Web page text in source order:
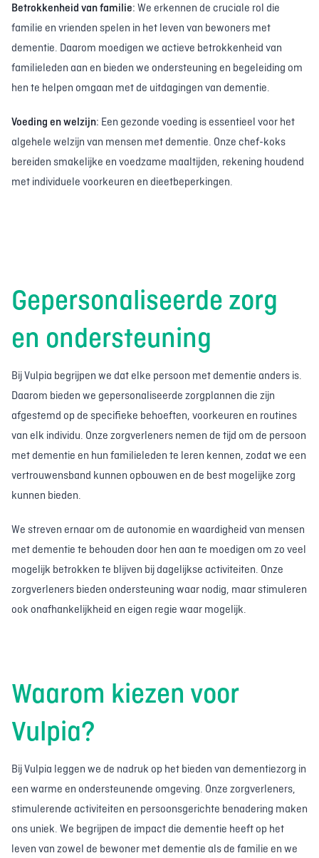
Betrokkenheid van familie: We erkennen de cruciale rol die
familie en vrienden spelen in het leven van bewoners met
dementie. Daarom moedigen we actieve betrokkenheid van
familieleden aan en bieden we ondersteuning en begeleiding om
hen te helpen omgaan met de uitdagingen van dementie.
Voeding en welzijn: Een gezonde voeding is essentieel voor het
algehele welzijn van mensen met dementie. Onze chef-koks
bereiden smakelijke en voedzame maaltijden, rekening houdend
met individuele voorkeuren en dieetbeperkingen.
Gepersonaliseerde zorg
en ondersteuning
Bij Vulpia begrijpen we dat elke persoon met dementie anders is.
Daarom bieden we gepersonaliseerde zorgplannen die zijn
afgestemd op de specifieke behoeften, voorkeuren en routines
van elk individu. Onze zorgverleners nemen de tijd om de persoon
met dementie en hun familieleden te leren kennen, zodat we een
vertrouwensband kunnen opbouwen en de best mogelijke zorg
kunnen bieden.
We streven ernaar om de autonomie en waardigheid van mensen
met dementie te behouden door hen aan te moedigen om zo veel
mogelijk betrokken te blijven bij dagelijkse activiteiten. Onze
zorgverleners bieden ondersteuning waar nodig, maar stimuleren
ook onafhankelijkheid en eigen regie waar mogelijk.
Waarom kiezen voor
Vulpia?
Bij Vulpia leggen we de nadruk op het bieden van dementiezorg in
een warme en ondersteunende omgeving. Onze zorgverleners,
stimulerende activiteiten en persoonsgerichte benadering maken
ons uniek. We begrijpen de impact die dementie heeft op het
leven van zowel de bewoner met dementie als de familie en we